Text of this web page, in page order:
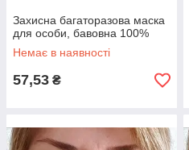
Захисна багаторазова маска
для особи, бавовна 100%
Немає в наявності
57,53 ₴